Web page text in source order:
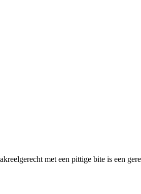
met een pittige bite is een